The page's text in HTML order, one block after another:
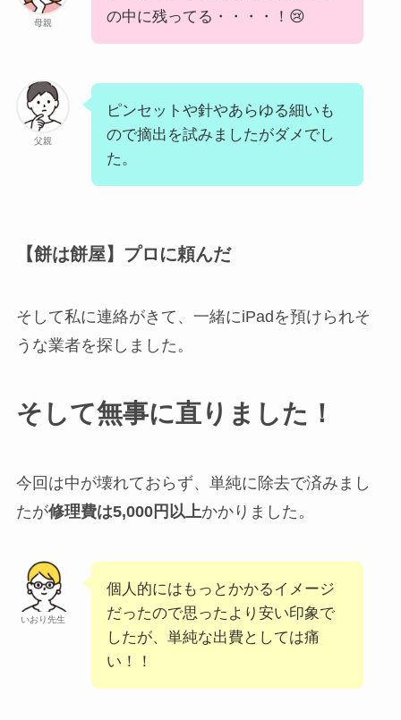
母親
の中に残ってる・・・・！😢
父親
ピンセットや針やあらゆる細いも
ので摘出を試みましたがダメでし
た。
【餅は餅屋】プロに頼んだ
そして私に連絡がきて、一緒にiPadを預けられそ
うな業者を探しました。
そして無事に直りました！
今回は中が壊れておらず、単純に除去で済みまし
たが修理費は5,000円以上かかりました。
いおり先生
個人的にはもっとかかるイメージ
だったので思ったより安い印象で
したが、単純な出費としては痛
い！！